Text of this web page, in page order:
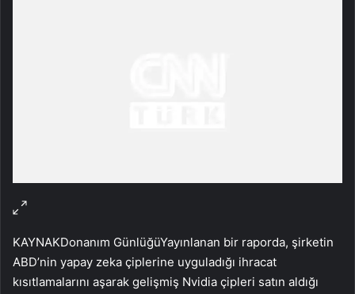
KAYNAKDonanım GünlüğüYayınlanan bir raporda, şirketin
ABD’nin yapay zeka çiplerine uyguladığı ihracat
kısıtlamalarını aşarak gelişmiş Nvidia çipleri satın aldığı